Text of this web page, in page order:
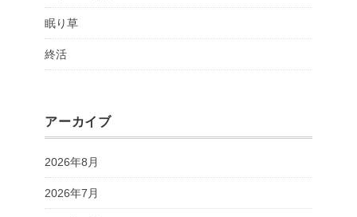
眠り草
終活
アーカイブ
2026年8月
2026年7月